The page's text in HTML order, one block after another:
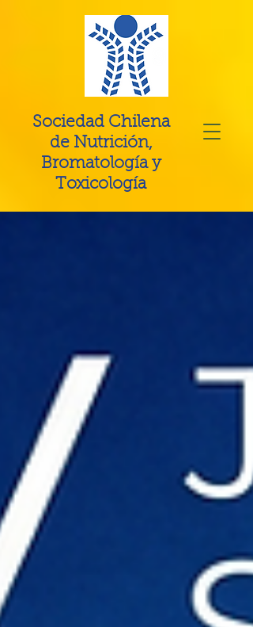
Sociedad Chilena
de Nutrición,
Bromatología y
Toxicología